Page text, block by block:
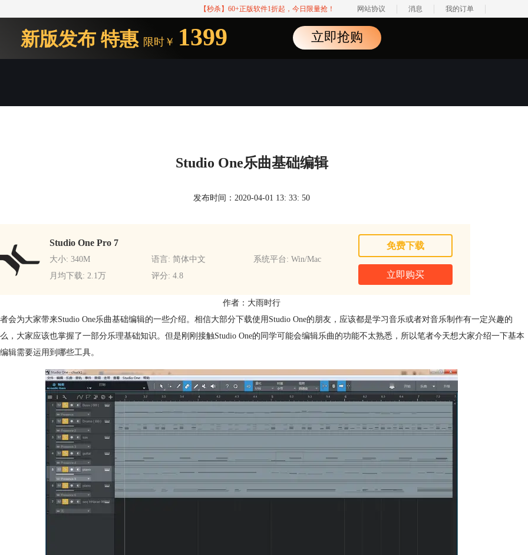
【秒杀】60+正版软件1折起，今日限量抢！ 网站协议 消息 我的订单
新版发布 特惠 限时￥ 1399 立即抢购
Studio One乐曲基础编辑
发布时间：2020-04-01 13: 33: 50
Studio One Pro 7
大小: 340M 语言: 简体中文
系统平台: Win/Mac
月均下载: 2.1万
评分: 4.8
免费下载
立即购买
作者：大雨时行
会为大家带来Studio One乐曲基础编辑的一些介绍。相信大部分下载使用Studio One的朋友，应该都是学习音乐或者对音乐制作有一定兴趣的
，大家应该也掌握了一部分乐理基础知识。但是刚刚接触Studio One的同学可能会编辑乐曲的功能不太熟悉，所以笔者今天想大家介绍一下基本
辑需要运用到哪些工具。